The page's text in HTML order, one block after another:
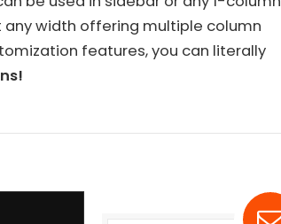
any width offering multiple column
features, you can literally